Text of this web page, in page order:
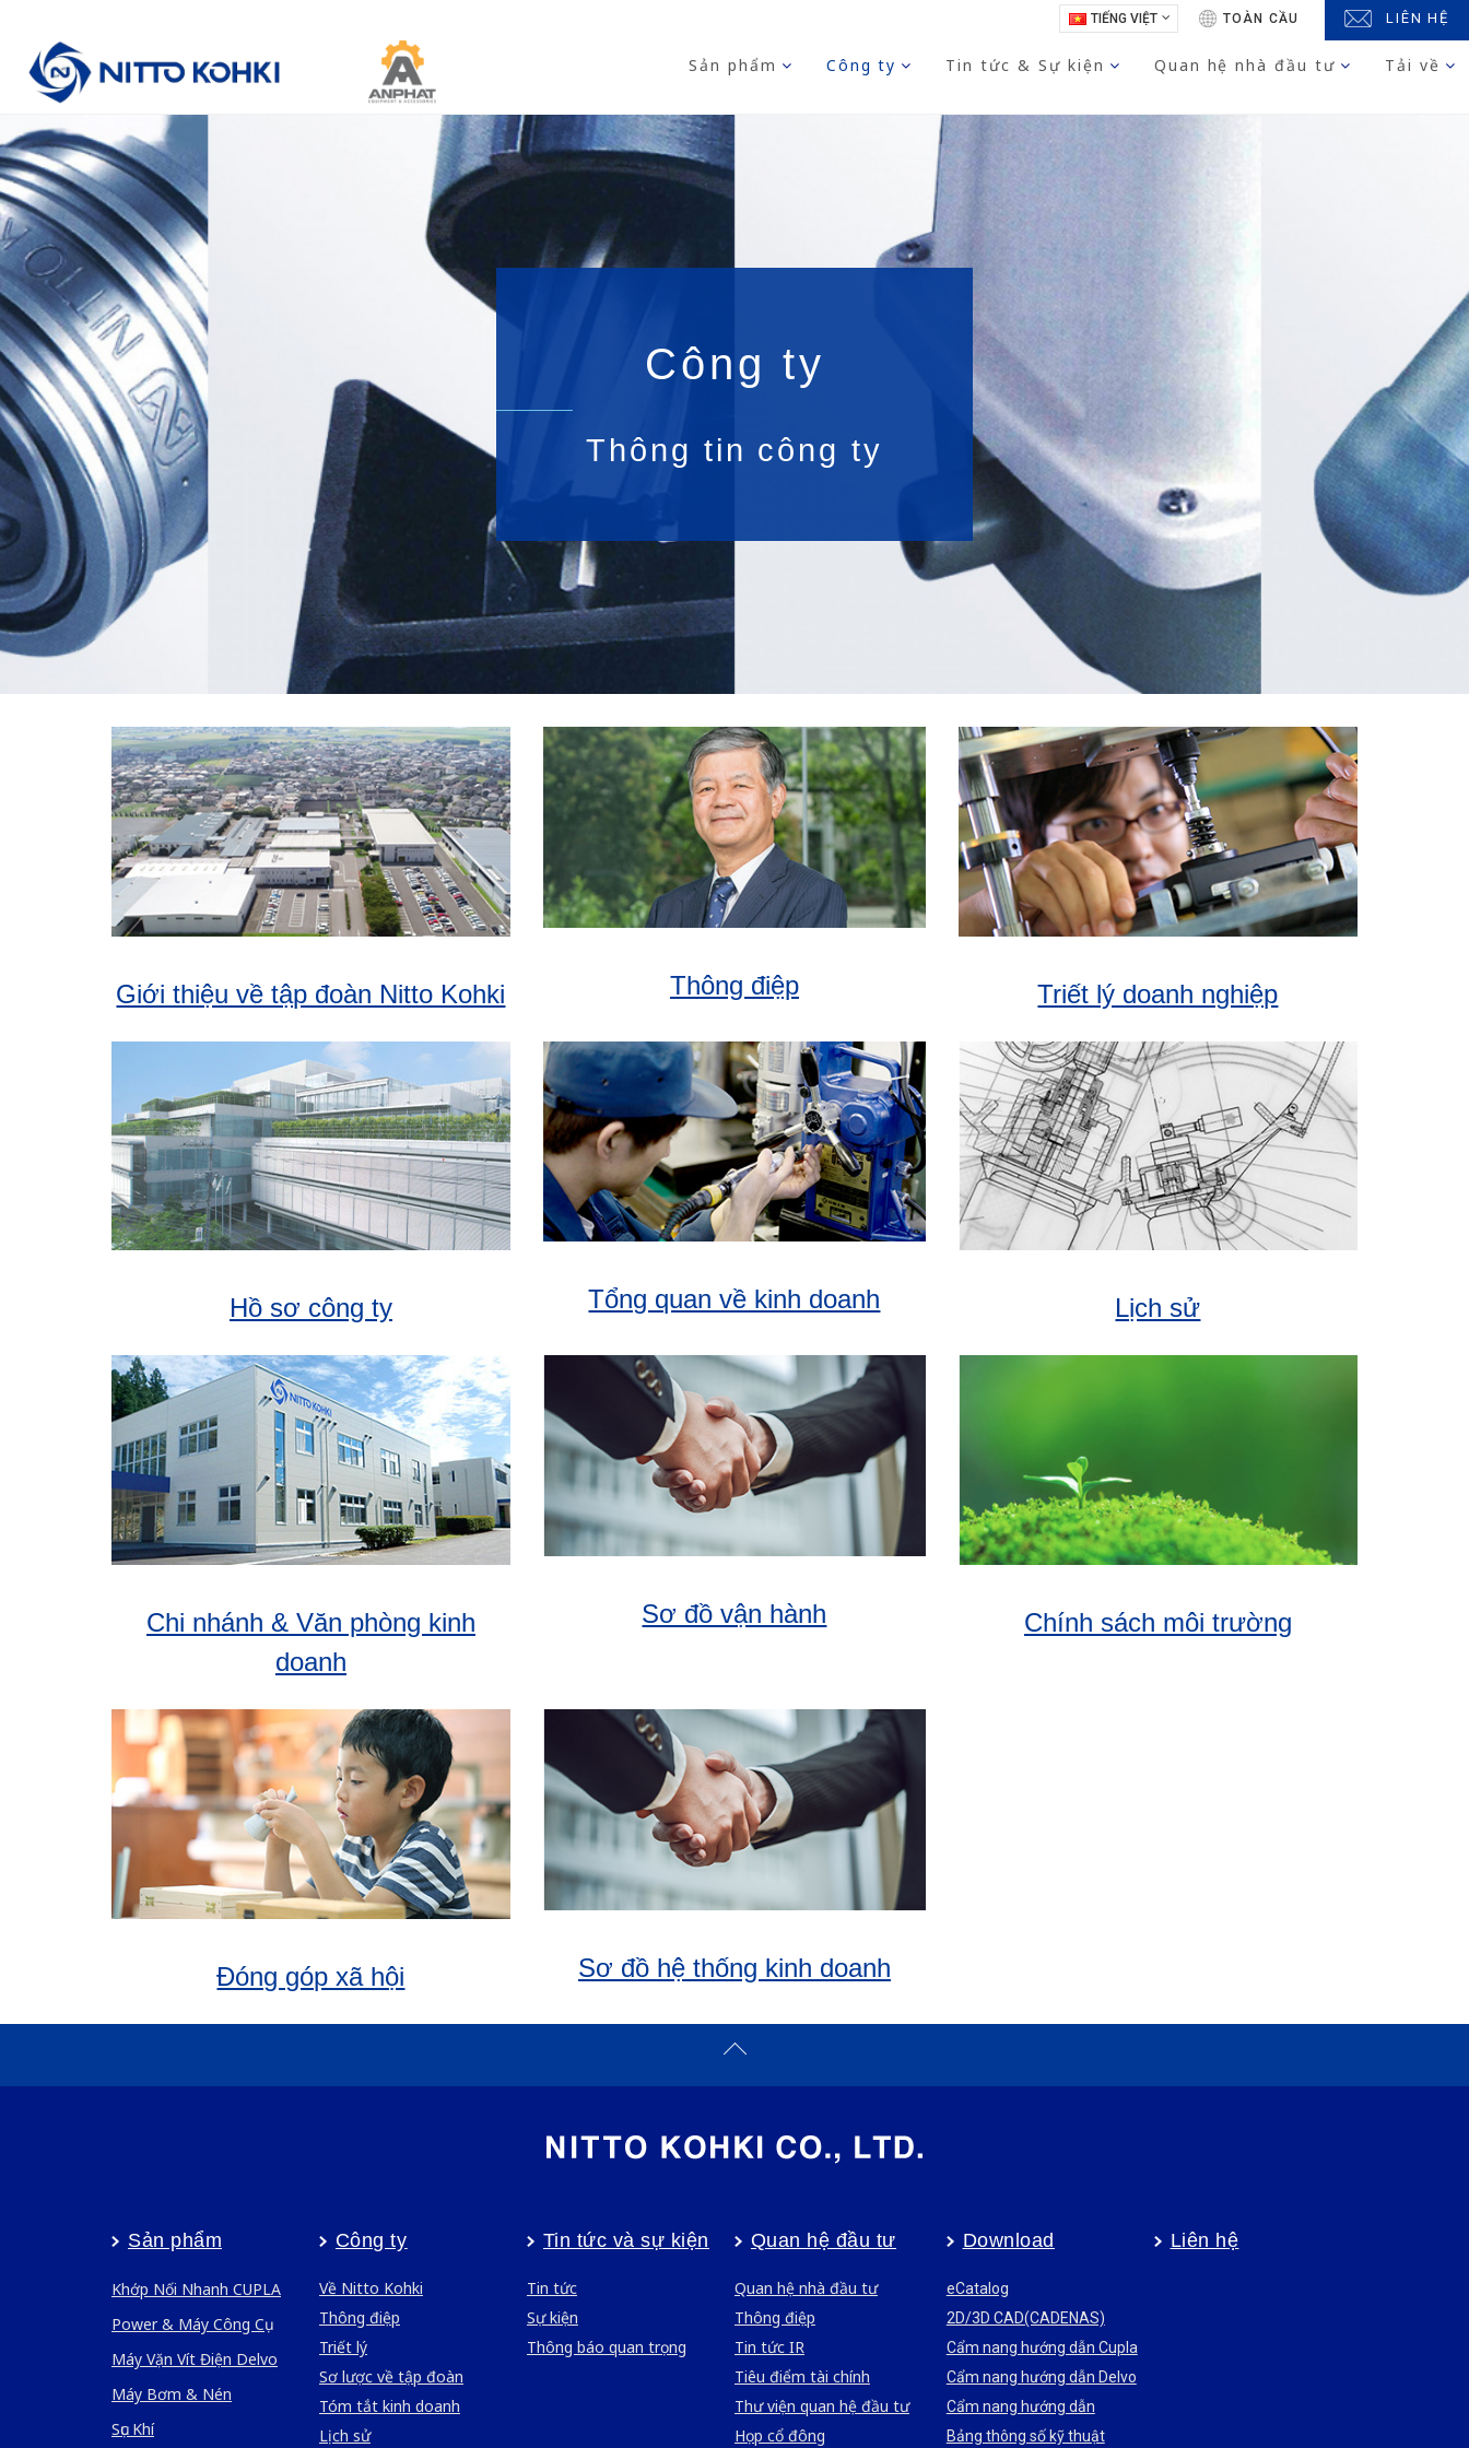
TIẾNG VIỆT TOÀN CẦU LIÊN HỆ
Sản phẩm Công ty Tin tức & Sự kiện Quan hệ nhà đầu tư Tải về
Công ty
Thông tin công ty
Giới thiệu về tập đoàn Nitto Kohki Thông điệp Triết lý doanh nghiệp
Hồ sơ công ty Tổng quan về kinh doanh Lịch sử
Chi nhánh & Văn phòng kinh
doanh
Sơ đồ vận hành Chính sách môi trường
Đóng góp xã hội Sơ đồ hệ thống kinh doanh
Sản phẩm
Khớp Nối Nhanh CUPLA
Power & Máy Công Cụ
Máy Vặn Vít Điện Delvo
Máy Bơm & Nén
Sục Khí
Công ty
Về Nitto Kohki
Thông điệp
Triết lý
Sơ lược về tập đoàn
Tóm tắt kinh doanh
Lịch sử
Tin tức và sự kiện
Tin tức
Sự kiện
Thông báo quan trọng
Quan hệ đầu tư
Quan hệ nhà đầu tư
Thông điệp
Tin tức IR
Tiêu điểm tài chính
Thư viện quan hệ đầu tư
Họp cổ đông
Download
eCatalog
2D/3D CAD(CADENAS)
Cẩm nang hướng dẫn Cupla
Cẩm nang hướng dẫn Delvo
Cẩm nang hướng dẫn
Bảng thông số kỹ thuật
Liên hệ